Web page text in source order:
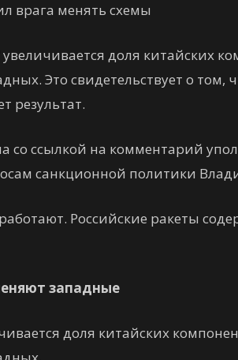
врага менять схемы
доля китайских
Это свидетельствует о том,
результат.
со ссылкой на комментарий
санкционной политики
Российские ракеты
западные
доля китайских